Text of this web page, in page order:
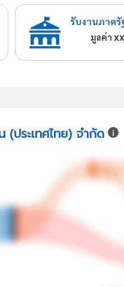
รับงานภาครั
มูลค่า
(ประเทศไทย) จำกัด